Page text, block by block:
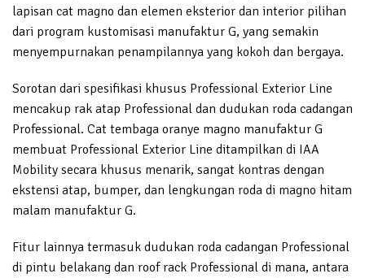
lapisan cat magno dan elemen eksterior dan interior pilihan
dari program kustomisasi manufaktur G, yang semakin
menyempurnakan penampilannya yang kokoh dan bergaya.
Sorotan dari spesifikasi khusus Professional Exterior Line
mencakup rak atap Professional dan dudukan roda cadangan
Professional. Cat tembaga oranye magno manufaktur G
membuat Professional Exterior Line ditampilkan di IAA
Mobility secara khusus menarik, sangat kontras dengan
ekstensi atap, bumper, dan lengkungan roda di magno hitam
malam manufaktur G.
Fitur lainnya termasuk dudukan roda cadangan Professional
di pintu belakang dan roof rack Professional di mana, antara